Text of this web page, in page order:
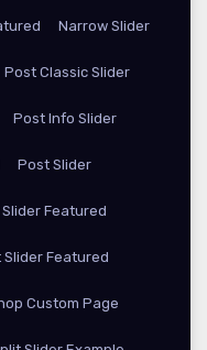
Narrow Slider
Post Classic Slider
Post Info Slider
Post Slider
Featured
Slider Featured
Custom Page